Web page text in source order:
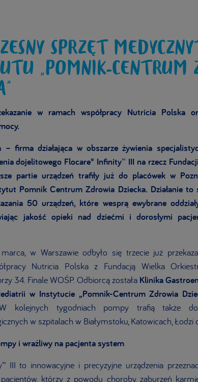
SPRZĘT
„POMNIK-CENTRUM
w ramach współpracy Nutricia Polska
firma działająca w obszarze żywienia
dojelitowego Flocare® Infinity™ III na rzecz
partie urządzeń trafiły już do placówek w
Pomnik Centrum Zdrowia Dziecka. Działanie to
50 urządzeń, które wesprą ewybrane
jakość opieki nad dziećmi i dorosłymi
w Warszawie odbyło się trzecie już
Nutricia Polska z Fundacją Wielka
34. Finale WOŚP. Odbiorcą została Klinika
w Instytucie „Pomnik-Centrum Zdrowia
kolejnych tygodniach pompy trafią także
w szpitalach w Białymstoku, Katowicach, Łodzi
i wrażliwy na pacjenta system
III to innowacyjne i precyzyjne urządzenia
którzy z powodu choroby, zaburzeń